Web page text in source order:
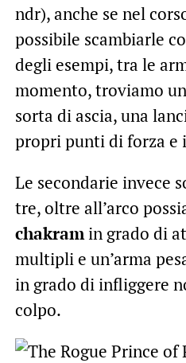
ndr), anche se nel
possibile scambiarle
degli esempi, tra le
momento, troviamo
sorta di ascia, una
propri punti di forza e
Le secondarie invece
tre, oltre all’arco
chakramin grado di
multipli e un’arma
in grado di infliggere
colpo.